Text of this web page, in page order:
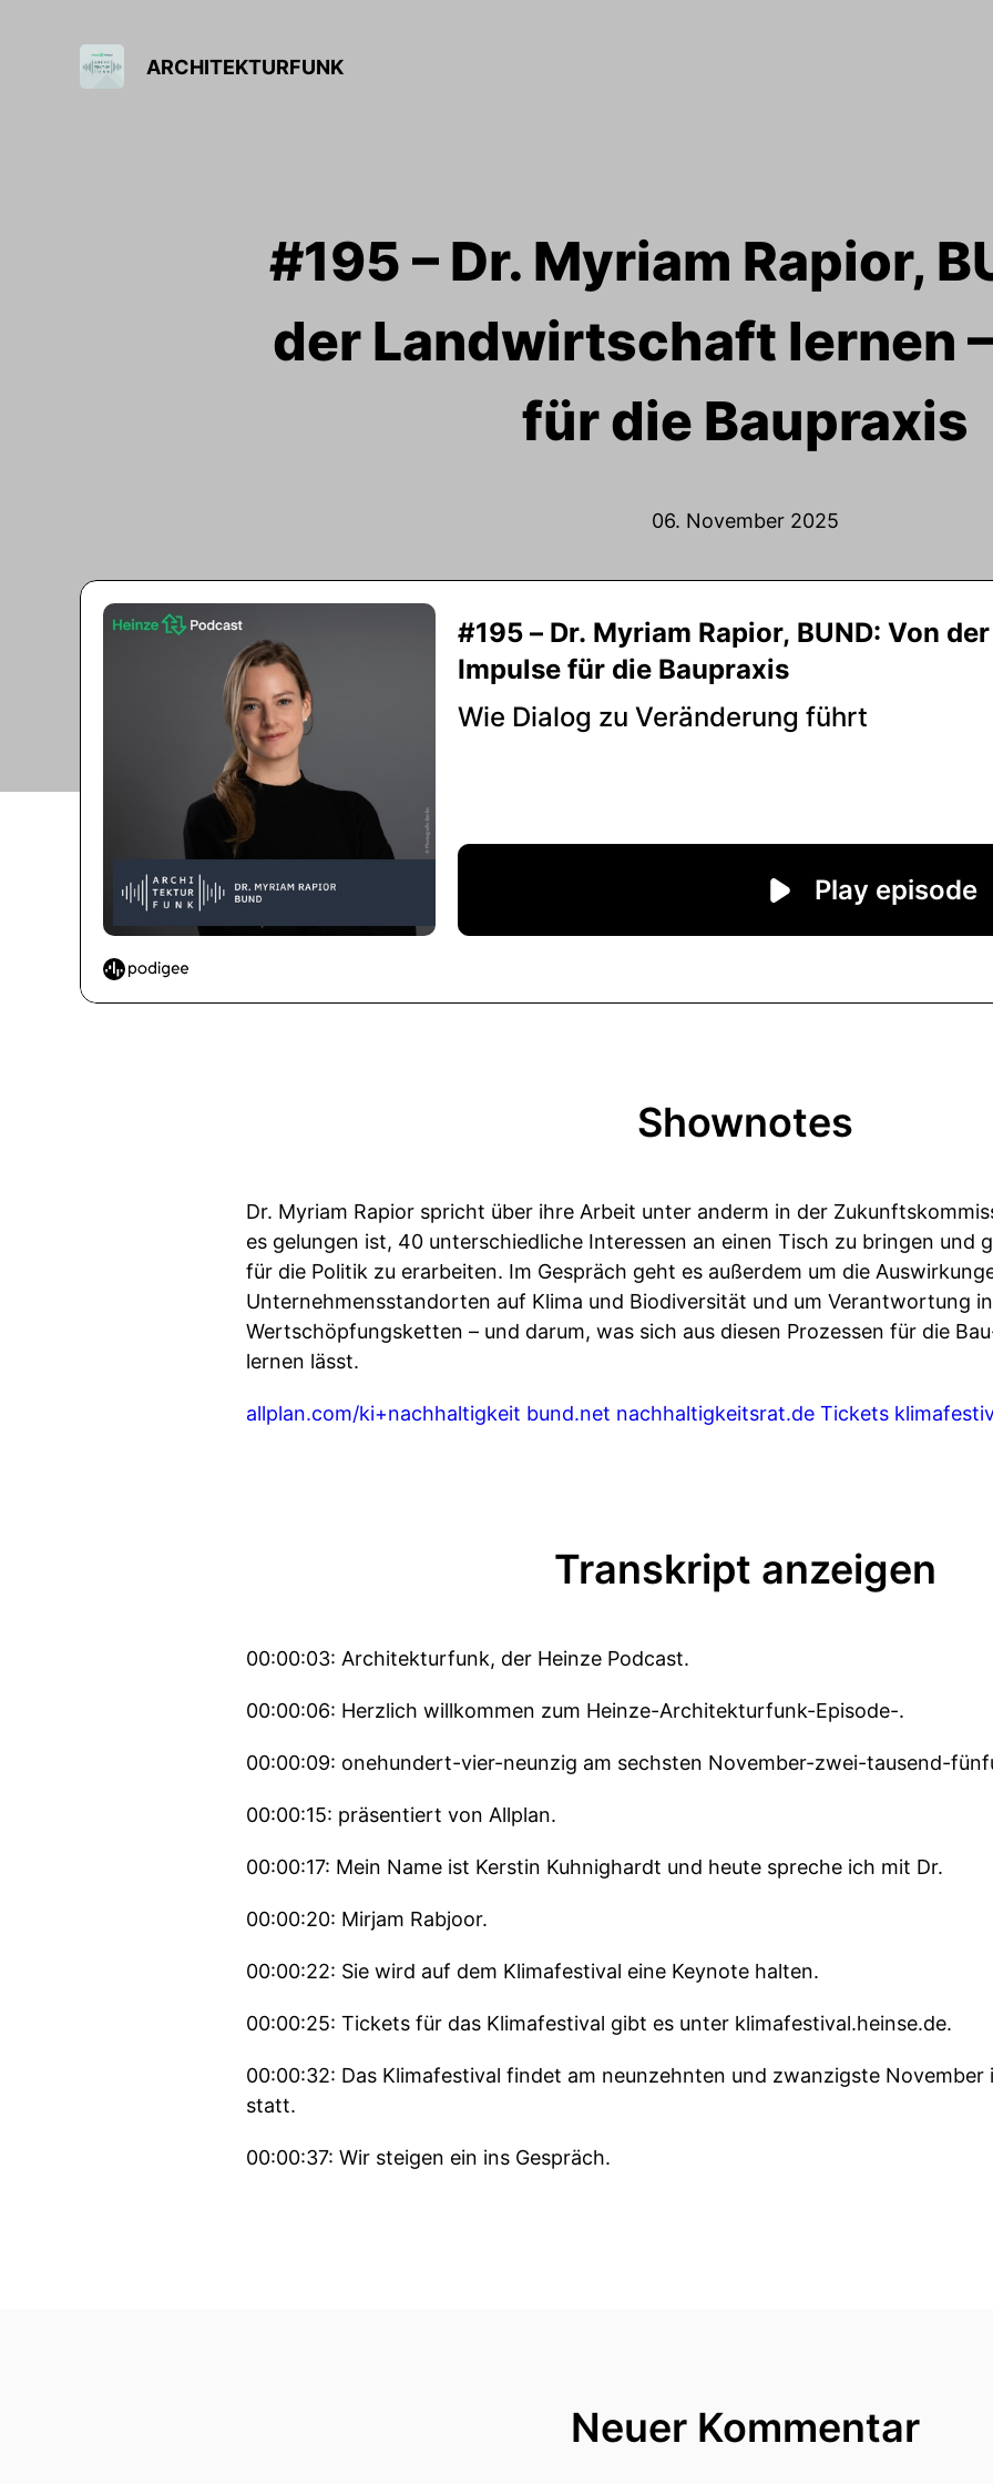
ARCHITEKTURFUNK
#195 – Dr. Myriam Rapior,
der Landwirtschaft lernen
für die Baupraxis
06. November 2025
Shownotes
Dr. Myriam Rapior spricht über ihre Arbeit unter anderm in der
es gelungen ist, 40 unterschiedliche Interessen an einen Tisch zu bringen und
für die Politik zu erarbeiten. Im Gespräch geht es außerdem um die
Unternehmensstandorten auf Klima und Biodiversität und um Verantwortung
Wertschöpfungsketten – und darum, was sich aus diesen Prozessen für die
lernen lässt.
allplan.com/ki+nachhaltigkeit bund.net nachhaltigkeitsrat.de Tickets
Transkript anzeigen
00:00:03: Architekturfunk, der Heinze Podcast.
00:00:06: Herzlich willkommen zum Heinze-Architekturfunk-Episode-.
00:00:09: onehundert-vier-neunzig am sechsten November-zwei-tausend-
00:00:15: präsentiert von Allplan.
00:00:17: Mein Name ist Kerstin Kuhnighardt und heute spreche ich mit Dr.
00:00:20: Mirjam Rabjoor.
00:00:22: Sie wird auf dem Klimafestival eine Keynote halten.
00:00:25: Tickets für das Klimafestival gibt es unter klimafestival.heinse.de.
00:00:32: Das Klimafestival findet am neunzehnten und zwanzigste November
statt.
00:00:37: Wir steigen ein ins Gespräch.
00:00:59: Ich erwähne das hier noch, weil ich dazu auch noch gleich eine
Neuer Kommentar